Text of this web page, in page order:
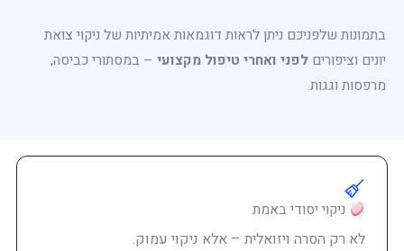
בתמונות שלפניכם ניתן לראות דוגמאות אמיתיות של ניקוי צואת
יונים וציפורים לפני ואחרי טיפול מקצועי – במסתורי כביסה,
מרפסות וגגות.
ניקוי יסודי באמת
לא רק הסרה ויזואלית – אלא ניקוי עמוק.